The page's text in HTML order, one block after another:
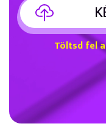
Töltsd fel